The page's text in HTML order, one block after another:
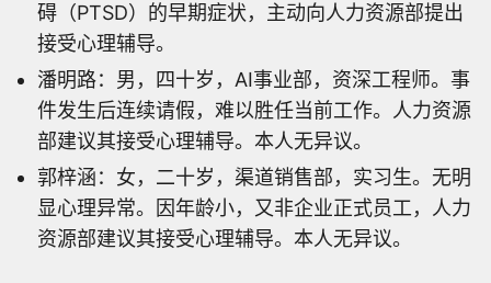
碍（PTSD）的早期症状，主动向人力资源部提出
接受心理辅导。
潘明路：男，四十岁，AI事业部，资深工程师。事
件发生后连续请假，难以胜任当前工作。人力资源
部建议其接受心理辅导。本人无异议。
郭梓涵：女，二十岁，渠道销售部，实习生。无明
显心理异常。因年龄小，又非企业正式员工，人力
资源部建议其接受心理辅导。本人无异议。